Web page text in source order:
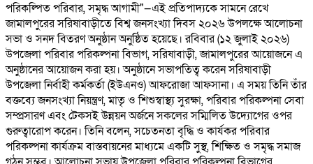
পরিকল্পিত পরিবার, সমৃদ্ধ আগামী"—এই প্রতিপাদ্যকে সামনে রেখে
জামালপুরের সরিষাবাড়ীতে বিশ্ব জনসংখ্যা দিবস ২০২৬ উপলক্ষে আলোচনা
সভা ও সনদ বিতরণ অনুষ্ঠান অনুষ্ঠিত হয়েছে। রবিবার (১২ জুলাই ২০২৬)
উপজেলা পরিবার পরিকল্পনা বিভাগ, সরিষাবাড়ী, জামালপুরের আয়োজনে এ
অনুষ্ঠানের আয়োজন করা হয়। অনুষ্ঠানে সভাপতিত্ব করেন সরিষাবাড়ী
উপজেলা নির্বাহী কর্মকর্তা (ইউএনও) আফরোজা আফসানা। এ সময় তিনি তাঁর
বক্তব্যে জনসংখ্যা নিয়ন্ত্রণ, মাতৃ ও শিশুস্বাস্থ্য সুরক্ষা, পরিবার পরিকল্পনা সেবা
সম্প্রসারণ এবং টেকসই উন্নয়ন অর্জনে সকলের সম্মিলিত উদ্যোগের ওপর
গুরুত্বারোপ করেন। তিনি বলেন, সচেতনতা বৃদ্ধি ও কার্যকর পরিবার
পরিকল্পনা কার্যক্রম বাস্তবায়নের মাধ্যমে একটি সুস্থ, শিক্ষিত ও সমৃদ্ধ সমাজ